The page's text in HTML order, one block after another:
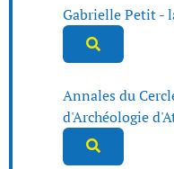
Gabrielle Petit -
Annales du
d'Archéologie